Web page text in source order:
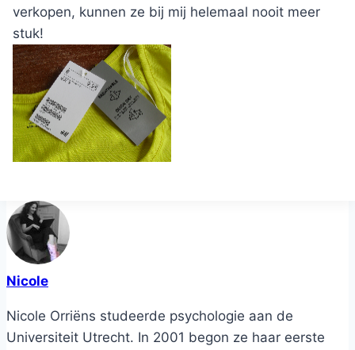
verkopen, kunnen ze bij mij helemaal nooit meer
stuk!
Nicole
Nicole Orriëns studeerde psychologie aan de
Universiteit Utrecht. In 2001 begon ze haar eerste